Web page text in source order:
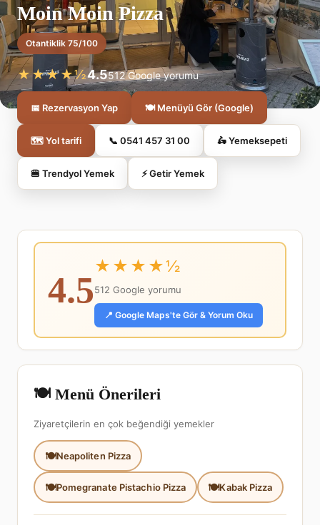
Moin Moin Pizza
Otantiklik 75/100
★★★★½4.5512 Google yorumu
📅 Rezervasyon Yap 🍽️ Menüyü Gör (Google)
🗺️ Yol tarifi 📞 0541 457 31 00 🛵 Yemeksepeti
🍔 Trendyol Yemek ⚡ Getir Yemek
4.5
★★★★½
512 Google yorumu
📍 Google Maps'te Gör & Yorum Oku
🍽️ Menü Önerileri
Ziyaretçilerin en çok beğendiği yemekler
Neapoliten Pizza
Pomegranate Pistachio Pizza Kabak Pizza